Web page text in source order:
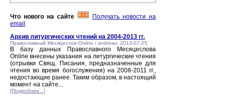
Что нового на сайте
Получать новости на
email
Архив литургических чтений на 2004-2013 гг.
Православный Месяцеслов Online / andreas, 2013-07-25
В базу данных Православного Месяцеслова
Online внесены указания на литургические чтения
(отрывки Свящ. Писания, предназначенные для
чтения во время богослужения) на 2008-2011 гг.,
недостающие ранее. Таким образом, в настоящий
момент на сайте...
[Подробнее...]